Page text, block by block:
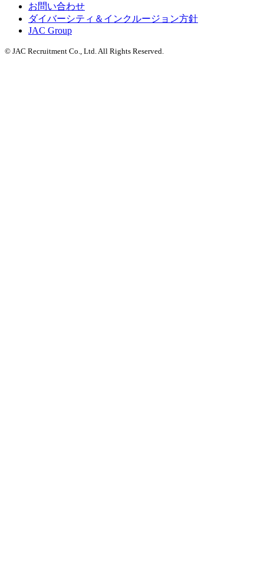
お問い合わせ
ダイバーシティ＆インクルージョン方針
JAC Group
© JAC Recruitment Co., Ltd. All Rights Reserved.